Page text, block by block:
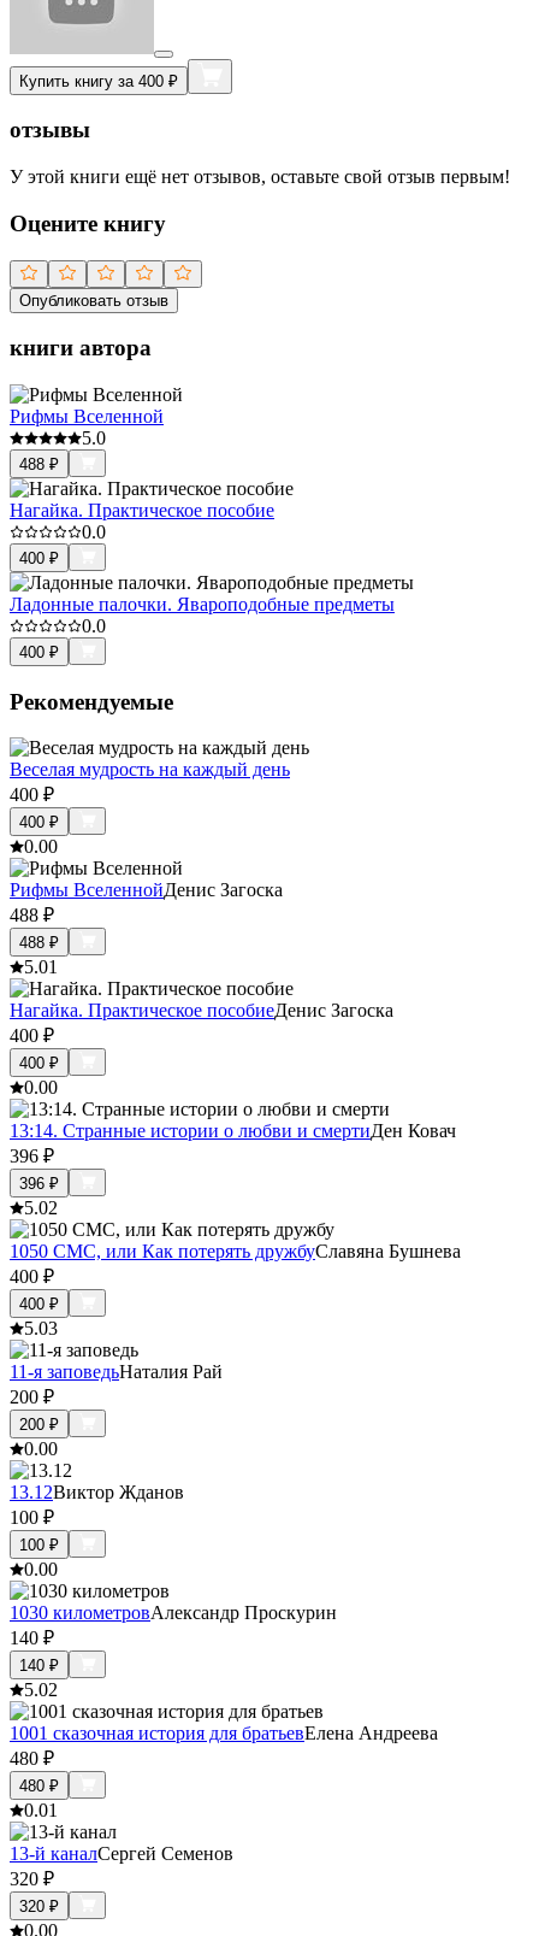
Купить книгу за 400 ₽
отзывы
У этой книги ещё нет отзывов, оставьте свой отзыв первым!
Оцените книгу
Опубликовать отзыв
книги автора
Рифмы Вселенной
5.0
488 ₽
Нагайка. Практическое пособие
0.0
400 ₽
Ладонные палочки. Явароподобные предметы
0.0
400 ₽
Рекомендуемые
Веселая мудрость на каждый день
400 ₽
400 ₽
0.00
Рифмы ВселеннойДенис Загоска
488 ₽
488 ₽
5.01
Нагайка. Практическое пособиеДенис Загоска
400 ₽
400 ₽
0.00
13:14. Странные истории о любви и смертиДен Ковач
396 ₽
396 ₽
5.02
1050 СМС, или Как потерять дружбуСлавяна Бушнева
400 ₽
400 ₽
5.03
11-я заповедьНаталия Рай
200 ₽
200 ₽
0.00
13.12Виктор Жданов
100 ₽
100 ₽
0.00
1030 километровАлександр Проскурин
140 ₽
140 ₽
5.02
1001 сказочная история для братьевЕлена Андреева
480 ₽
480 ₽
0.01
13-й каналСергей Семенов
320 ₽
320 ₽
0.00